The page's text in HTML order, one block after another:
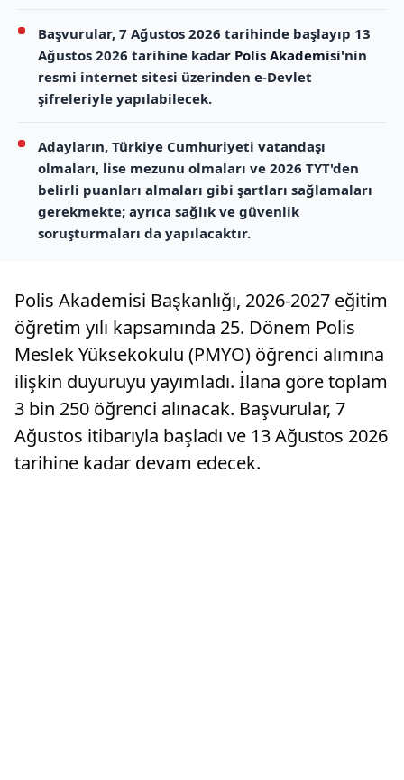
Başvurular, 7 Ağustos 2026 tarihinde başlayıp 13
Ağustos 2026 tarihine kadar Polis Akademisi'nin
resmi internet sitesi üzerinden e-Devlet
şifreleriyle yapılabilecek.
Adayların, Türkiye Cumhuriyeti vatandaşı
olmaları, lise mezunu olmaları ve 2026 TYT'den
belirli puanları almaları gibi şartları sağlamaları
gerekmekte; ayrıca sağlık ve güvenlik
soruşturmaları da yapılacaktır.
Polis Akademisi Başkanlığı, 2026-2027 eğitim
öğretim yılı kapsamında 25. Dönem Polis
Meslek Yüksekokulu (PMYO) öğrenci alımına
ilişkin duyuruyu yayımladı. İlana göre toplam
3 bin 250 öğrenci alınacak. Başvurular, 7
Ağustos itibarıyla başladı ve 13 Ağustos 2026
tarihine kadar devam edecek.